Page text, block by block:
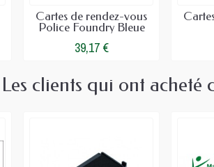
Cartes de rendez-vous
Police Foundry Bleue
39,17 €
Les clients qui ont